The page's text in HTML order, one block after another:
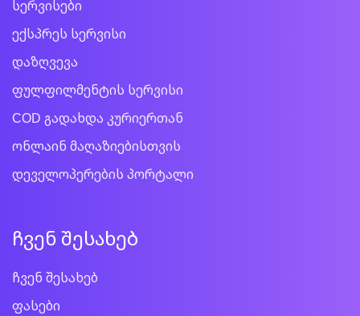
სერვისები
ექსპრეს სერვისი
დაზღვევა
ფულფილმენტის სერვისი
COD გადახდა კურიერთან
ონლაინ მაღაზიებისთვის
დეველოპერების პორტალი
ჩვენ შესახებ
ჩვენ შესახებ
ფასები